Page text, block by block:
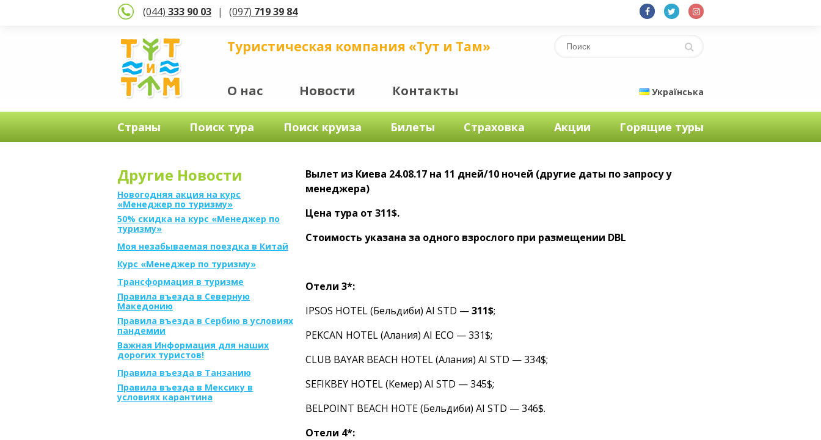
(044) 333 90 03 (097) 719 39 84
Туристическая компания «Тут и Там»
О нас Новости Контакты Українська
Страны Поиск тура Поиск круиза Билеты Страховка Акции Горящие туры
Другие Новости
Новогодняя акция на курс
«Менеджер по туризму»
50% скидка на курс «Менеджер по
туризму»
Моя незабываемая поездка в Китай
Курс «Менеджер по туризму»
Трансформация в туризме
Правила въезда в Северную
Македонию
Правила въезда в Сербию в условиях
пандемии
Важная Информация для наших
дорогих туристов!
Правила въезда в Танзанию
Правила въезда в Мексику в
условиях карантина
Вылет из Киева 24.08.17 на 11 дней/10 ночей (другие даты по запросу у
менеджера)
Цена тура от 311$.
Стоимость указана за одного взрослого при размещении DBL
Отели 3*:
IPSOS HOTEL (Бельдиби) AI STD — 311$;
PEKCAN HOTEL (Алания) AI ECO — 331$;
CLUB BAYAR BEACH HOTEL (Алания) AI STD — 334$;
SEFIKBEY HOTEL (Кемер) AI STD — 345$;
BELPOINT BEACH HOTE(Бельдиби) AI STD — 346$.
Отели 4*: